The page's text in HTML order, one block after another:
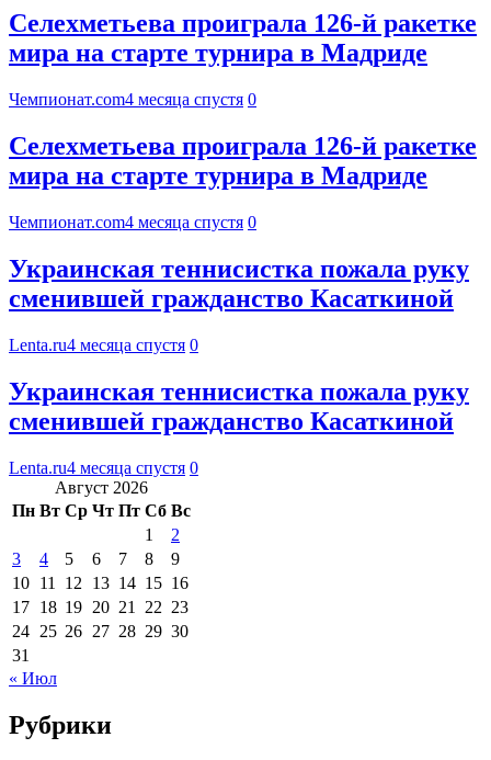
Селехметьева проиграла 126-й ракетке
мира на старте турнира в Мадриде
Чемпионат.com4 месяца спустя 0
Селехметьева проиграла 126-й ракетке
мира на старте турнира в Мадриде
Чемпионат.com4 месяца спустя 0
Украинская теннисистка пожала руку
сменившей гражданство Касаткиной
Lenta.ru4 месяца спустя 0
Украинская теннисистка пожала руку
сменившей гражданство Касаткиной
Lenta.ru4 месяца спустя 0
Август 2026
Пн Вт Ср Чт Пт Сб Вс
1
2
3
4 5 6 7 8
9
10 11 12 13 14 15 16
17 18 19 20 21 22 23
24 25 26 27 28 29 30
31
« Июл
Рубрики